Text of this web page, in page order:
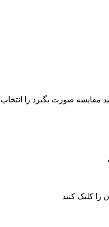
مقایسه صورت بگیرد را انتخاب
را کلیک کنید